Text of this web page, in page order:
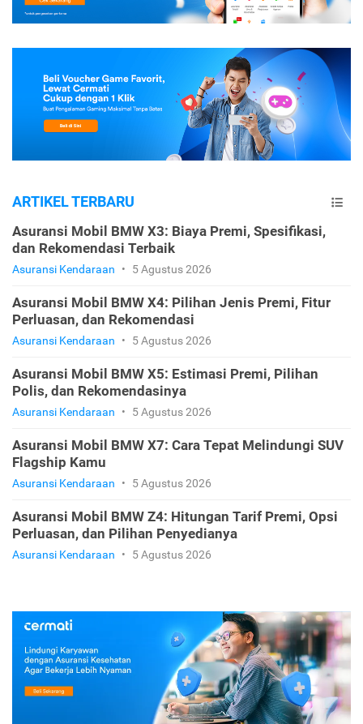
ARTIKEL TERBARU
Asuransi Mobil BMW X3: Biaya Premi, Spesifikasi,
dan Rekomendasi Terbaik
Asuransi Kendaraan • 5 Agustus 2026
Asuransi Mobil BMW X4: Pilihan Jenis Premi, Fitur
Perluasan, dan Rekomendasi
Asuransi Kendaraan • 5 Agustus 2026
Asuransi Mobil BMW X5: Estimasi Premi, Pilihan
Polis, dan Rekomendasinya
Asuransi Kendaraan • 5 Agustus 2026
Asuransi Mobil BMW X7: Cara Tepat Melindungi SUV
Flagship Kamu
Asuransi Kendaraan • 5 Agustus 2026
Asuransi Mobil BMW Z4: Hitungan Tarif Premi, Opsi
Perluasan, dan Pilihan Penyedianya
Asuransi Kendaraan • 5 Agustus 2026